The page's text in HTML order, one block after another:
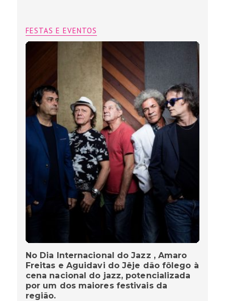
FESTAS E EVENTOS
No Dia Internacional do Jazz , Amaro
Freitas e Aguidavi do Jêje dão fôlego à
cena nacional do jazz, potencializada
por um dos maiores festivais da
região.